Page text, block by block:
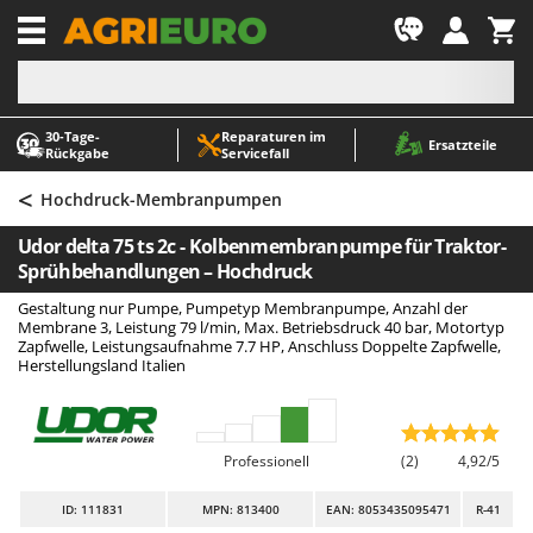
30‑Tage-
Rückgabe
Reparaturen im
Servicefall
Ersatzteile
-1
A
Abbeermaschinen - Traubenmühlen
Abfüllgeräte
Akku Gartenscheren
Akku Gras- und Strauchscheren
Akku-Stichsägen
Allzwecktransporter - Motorschubkarren
Alu-Teleskopleitern
Anbaubagger Heckbagger für Traktoren
Arbeitsschutzkleidung
Astkettensägen - Hochentaster
A
ABAC
AgriEuro Premium
AgriEuro TOP-LINE
AGT
Aima
Airmec
AL-KO
ALA 2000
Alce
Ama
< Hochdruck-Membranpumpen
Udor delta 75 ts 2c - Kolbenmembranpumpe für Traktor-
Sprühbehandlungen – Hochdruck
Gestaltung nur Pumpe, Pumpetyp Membranpumpe, Anzahl der
Membrane 3, Leistung 79 l/min, Max. Betriebsdruck 40 bar, Motortyp
Zapfwelle, Leistungsaufnahme 7.7 HP, Anschluss Doppelte Zapfwelle,
Herstellungsland Italien
Professionell (2) 4,92/5
ID: 111831 MPN: 813400 EAN: 8053435095471 R-41